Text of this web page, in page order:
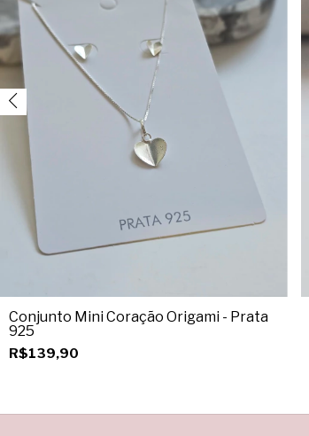
Conjunto Mini Coração Origami - Prata
925
R$139,90